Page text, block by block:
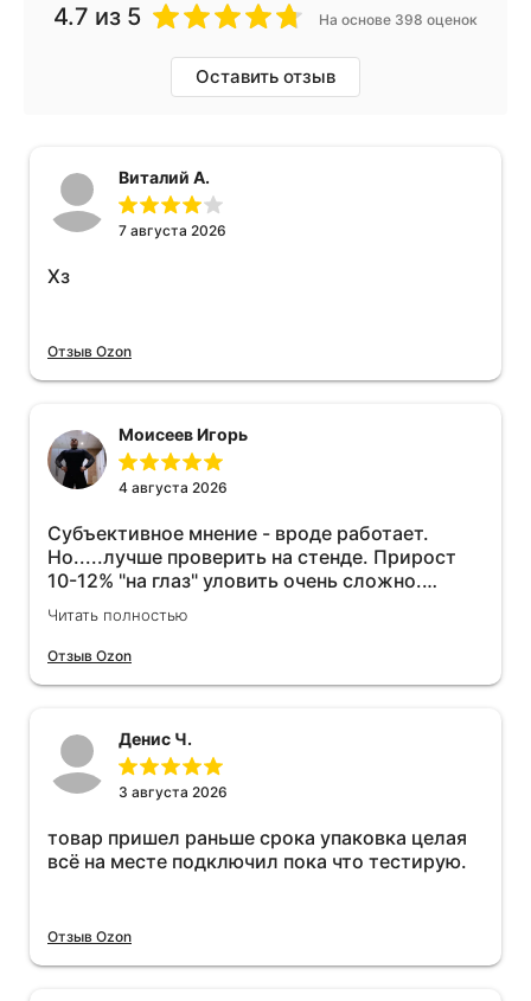
4.7 из 5 На основе 398 оценок
Оставить отзыв
Виталий А.
7 августа 2026
Хз
Отзыв Ozon
Моисеев Игорь
4 августа 2026
Субъективное мнение - вроде работает.
Но.....лучше проверить на стенде. Прирост
10-12% "на глаз" уловить очень сложно.
Покатаюсь, потом отключу и посмотрю, что
будет 😁.
Читать полностью
Отзыв Ozon
Денис Ч.
3 августа 2026
товар пришел раньше срока упаковка целая
всё на месте подключил пока что тестирую.
Отзыв Ozon